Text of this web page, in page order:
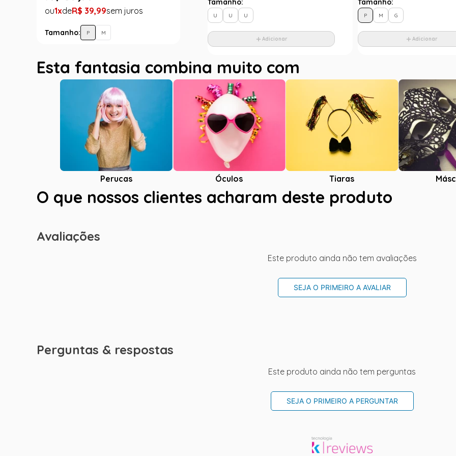
1 R$ 39,99
Tamanho: P M
Tamanho:
U U U
Adicionar
Tamanho:
P M G
Adicionar
Esta fantasia combina muito com
Perucas Óculos Tiaras
O que nossos clientes acharam deste produto
Avaliações
Este produto ainda não tem avaliações
SEJA O PRIMEIRO A AVALIAR
Perguntas & respostas
Este produto ainda não tem perguntas
SEJA O PRIMEIRO A PERGUNTAR